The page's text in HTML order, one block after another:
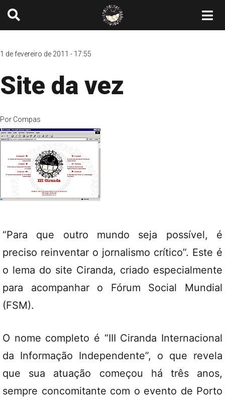
1 de fevereiro de 2011 - 17:55
Site da vez
Por Compas
“Para que outro mundo seja possível, é
preciso reinventar o jornalismo crítico”. Este é
o lema do site Ciranda, criado especialmente
para acompanhar o Fórum Social Mundial
(FSM).
O nome completo é “III Ciranda Internacional
da Informação Independente”, o que revela
que sua atuação começou há três anos,
sempre concomitante com o evento de Porto